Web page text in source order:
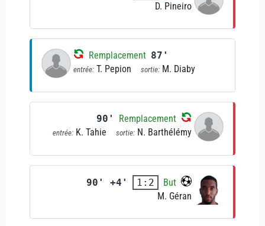
D. Pineiro
Remplacement 87'
entrée: T. Pepion sortie: M. Diaby
90' Remplacement
entrée: K. Tahie sortie: N. Barthélémy
90' +4' 1:2
But
M. Géran